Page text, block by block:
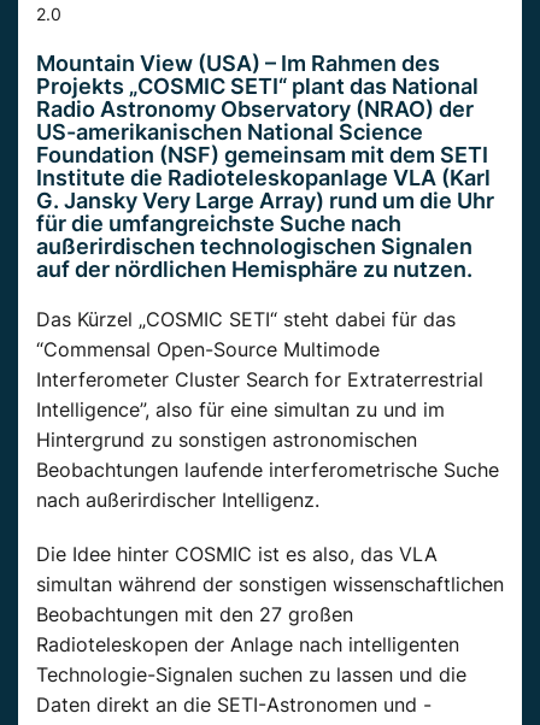
2.0
Mountain View (USA) – Im Rahmen des
Projekts „COSMIC SETI“ plant das National
Radio Astronomy Observatory (NRAO) der
US-amerikanischen National Science
Foundation (NSF) gemeinsam mit dem SETI
Institute die Radioteleskopanlage VLA (Karl
G. Jansky Very Large Array) rund um die Uhr
für die umfangreichste Suche nach
außerirdischen technologischen Signalen
auf der nördlichen Hemisphäre zu nutzen.
Das Kürzel „COSMIC SETI“ steht dabei für das
“Commensal Open-Source Multimode
Interferometer Cluster Search for Extraterrestrial
Intelligence”, also für eine simultan zu und im
Hintergrund zu sonstigen astronomischen
Beobachtungen laufende interferometrische Suche
nach außerirdischer Intelligenz.
Die Idee hinter COSMIC ist es also, das VLA
simultan während der sonstigen wissenschaftlichen
Beobachtungen mit den 27 großen
Radioteleskopen der Anlage nach intelligenten
Technologie-Signalen suchen zu lassen und die
Daten direkt an die SETI-Astronomen und -